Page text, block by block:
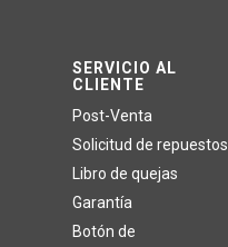
SERVICIO AL
CLIENTE
Post-Venta
Solicitud de repuestos
Libro de quejas
Garantía
Botón de